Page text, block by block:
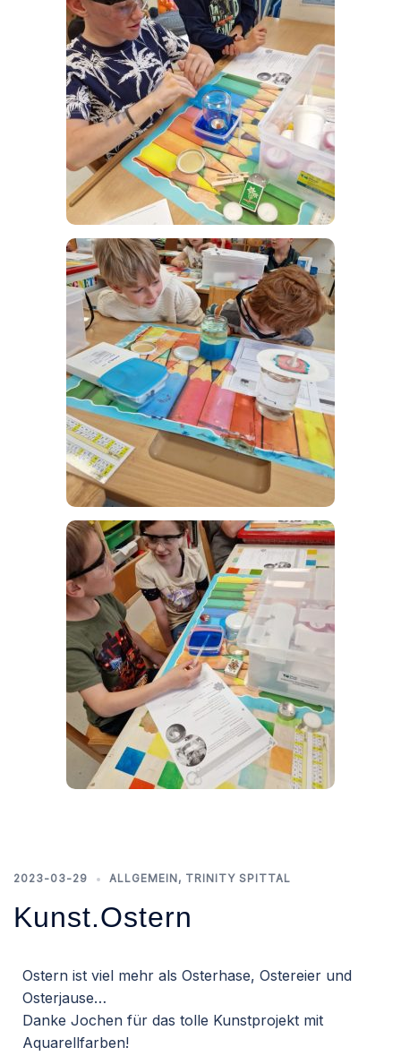
2023-03-29 ALLGEMEIN, TRINITY SPITTAL
Kunst.Ostern
Ostern ist viel mehr als Osterhase, Ostereier und
Osterjause…
Danke Jochen für das tolle Kunstprojekt mit
Aquarellfarben!